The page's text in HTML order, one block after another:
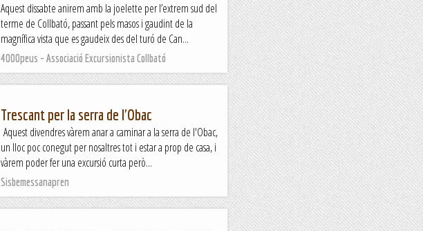
Aquest dissabte anirem amb la joelette per l’extrem sud del
terme de Collbató, passant pels masos i gaudint de la
magnífica vista que es gaudeix des del turó de Can...
4000peus - Associació Excursionista Collbató
Trescant per la serra de l'Obac
Aquest divendres vàrem anar a caminar a la serra de l'Obac,
un lloc poc conegut per nosaltres tot i estar a prop de casa, i
vàrem poder fer una excursió curta però...
Sisbemessanapren